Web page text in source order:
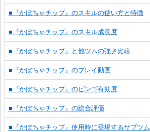
■『かぼちゃチップ』のスキルの使い方と特徴
■『かぼちゃチップ』のスキル成長度
■『かぼちゃチップ』と他ツムの強さ比較
■『かぼちゃチップ』のプレイ動画
■『かぼちゃチップ』のビンゴ有効度
■『かぼちゃチップ』の総合評価
■『かぼちゃチップ』使用時に登場するサブツム